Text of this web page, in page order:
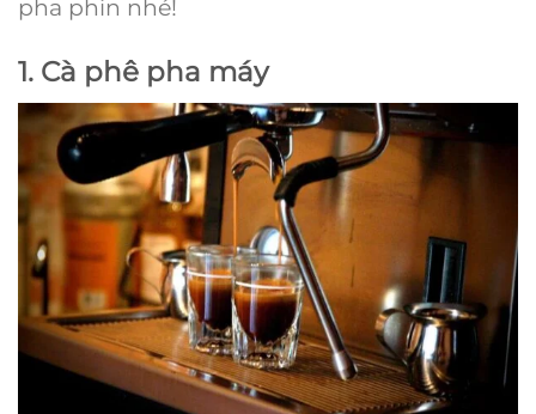
pha phin nhé!
1. Cà phê pha máy